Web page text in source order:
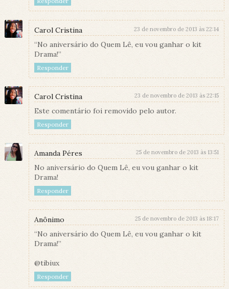
Carol Cristina 23 de novembro de 2013 às 22:14
“No aniversário do Quem Lê, eu vou ganhar o kit
Drama!”
Responder
Carol Cristina 23 de novembro de 2013 às 22:15
Este comentário foi removido pelo autor.
Responder
Amanda Péres 25 de novembro de 2013 às 13:51
No aniversário do Quem Lê, eu vou ganhar o kit
Drama!
Responder
Anônimo 25 de novembro de 2013 às 18:17
“No aniversário do Quem Lê, eu vou ganhar o kit
Drama!”
@tibiux
Responder